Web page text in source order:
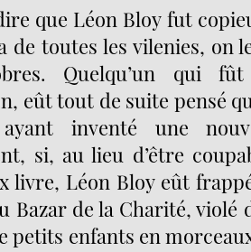
que Léon Bloy fut
de toutes les vilenies, on
Quelqu’un qui
eût tout de suite pensé
inventé une
si, au lieu d’être
livre, Léon Bloy eût
Bazar de la Charité, violé
petits enfants en